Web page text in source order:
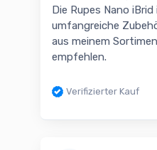
Die Rupes Nano
umfangreiche
aus meinem
empfehlen.
Verifizierter Kauf